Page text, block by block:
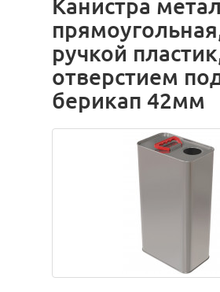
Канистра
ручкой
отверстием
берикап 42мм